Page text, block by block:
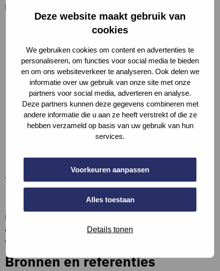
Deze website maakt gebruik van
cookies
We gebruiken cookies om content en advertenties te
personaliseren, om functies voor social media te bieden
en om ons websiteverkeer te analyseren. Ook delen we
informatie over uw gebruik van onze site met onze
partners voor social media, adverteren en analyse.
Deze partners kunnen deze gegevens combineren met
andere informatie die u aan ze heeft verstrekt of die ze
hebben verzameld op basis van uw gebruik van hun
services.
Voorkeuren aanpassen
Alles toestaan
Details tonen
bvo):
kantoren: 0,4 – 2,6 plaatsen
middelbaar onderwijs: 1,5 – 4,9 plaatsen per 100
leerlingen
bedrijven: 1,2 – 2,4 plaatsen
logies: 0,3 – 12,6 plaatsen per 10 kamers
bijeenkomstgebouwen: 0,75 – 13,7 plaatsen
winkels: 1,2 – 6,9 plaatsen
sporthallen : 0,9 – 3,5 plaatsen
zwembaden: 8,0 – 13,3 plaatsen per 100 m2 bassin
Definities
–
Beschrijf de situatie, toon de berekening en vul aan met
een screenshot van de gemeentelijke parkeernorm, of
verwijs hiernaar.
Bronnen en referenties